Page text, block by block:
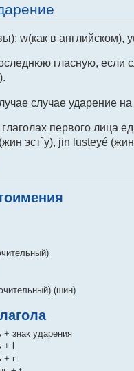
w(как в английском),
гласную, если
случае ударение
первого лица
эст`у), jin lusteyé
(шин)
+ знак ударения
+ l
+ r